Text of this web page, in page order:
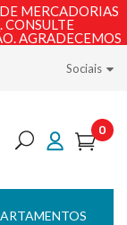
MERCADORIAS
CONSULTE
AGRADECEMOS
Sociais
0